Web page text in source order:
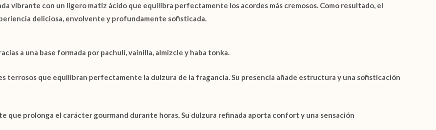
vibrante con un ligero matiz ácido que equilibra perfectamente los acordes más cremosos. Como resultado, el
deliciosa, envolvente y profundamente sofisticada.
a una base formada por pachulí, vainilla almizcle y haba tonka
terrosos que equilibran perfectamente la dulzura de la fragancia. Su presencia añade estructura y una sofisticación
que prolonga el carácter gourmand durante horas. Su dulzura refinada aporta confort y una sensación